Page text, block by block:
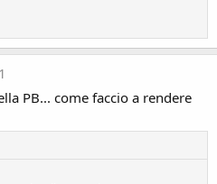
PB... come faccio a rendere